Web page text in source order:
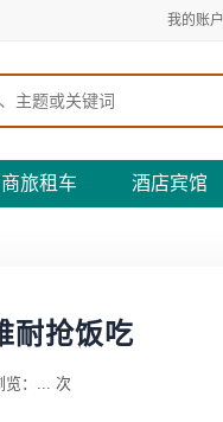
我的账户
商旅租车 酒店宾馆
耐抢饭吃
览： ... 次